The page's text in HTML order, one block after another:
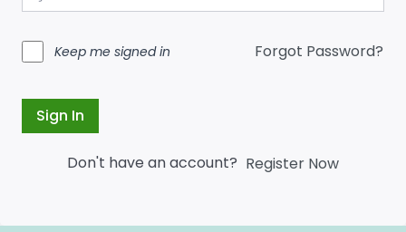
Keep me signed in Forgot Password?
Sign In
Don't have an account? Register Now